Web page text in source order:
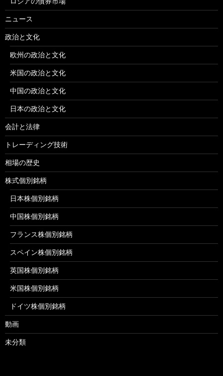
ニュース
政治と文化
欧州の政治と文化
米国の政治と文化
中国の政治と文化
日本の政治と文化
会計と法律
トレーディング技術
相場の歴史
株式個別銘柄
日本株個別銘柄
中国株個別銘柄
フランス株個別銘柄
スペイン株個別銘柄
英国株個別銘柄
米国株個別銘柄
ドイツ株個別銘柄
動画
未分類